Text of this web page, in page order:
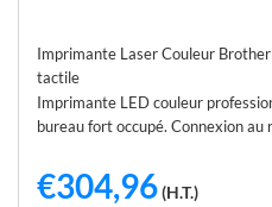
Imprimante Laser Couleur
tactile
Imprimante LED couleur
bureau fort occupé. Connexion au
€304,96(H.T.)